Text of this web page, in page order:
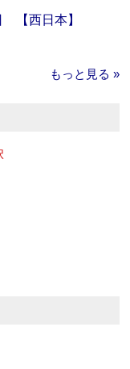
【西日本】
もっと見る »